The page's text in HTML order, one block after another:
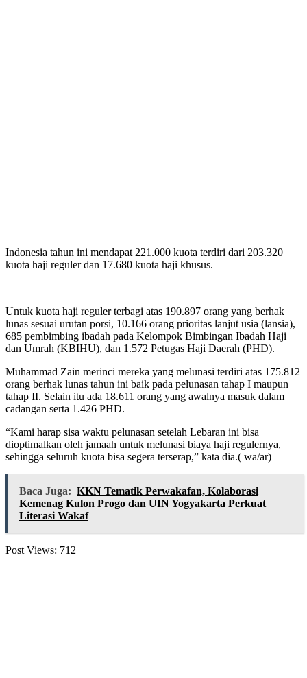
Indonesia tahun ini mendapat 221.000 kuota terdiri dari 203.320
kuota haji reguler dan 17.680 kuota haji khusus.
Untuk kuota haji reguler terbagi atas 190.897 orang yang berhak
lunas sesuai urutan porsi, 10.166 orang prioritas lanjut usia (lansia),
685 pembimbing ibadah pada Kelompok Bimbingan Ibadah Haji
dan Umrah (KBIHU), dan 1.572 Petugas Haji Daerah (PHD).
Muhammad Zain merinci mereka yang melunasi terdiri atas 175.812
orang berhak lunas tahun ini baik pada pelunasan tahap I maupun
tahap II. Selain itu ada 18.611 orang yang awalnya masuk dalam
cadangan serta 1.426 PHD.
“Kami harap sisa waktu pelunasan setelah Lebaran ini bisa
dioptimalkan oleh jamaah untuk melunasi biaya haji regulernya,
sehingga seluruh kuota bisa segera terserap,” kata dia.( wa/ar)
Baca Juga: KKN Tematik Perwakafan, Kolaborasi
Kemenag Kulon Progo dan UIN Yogyakarta Perkuat
Literasi Wakaf
Post Views: 712